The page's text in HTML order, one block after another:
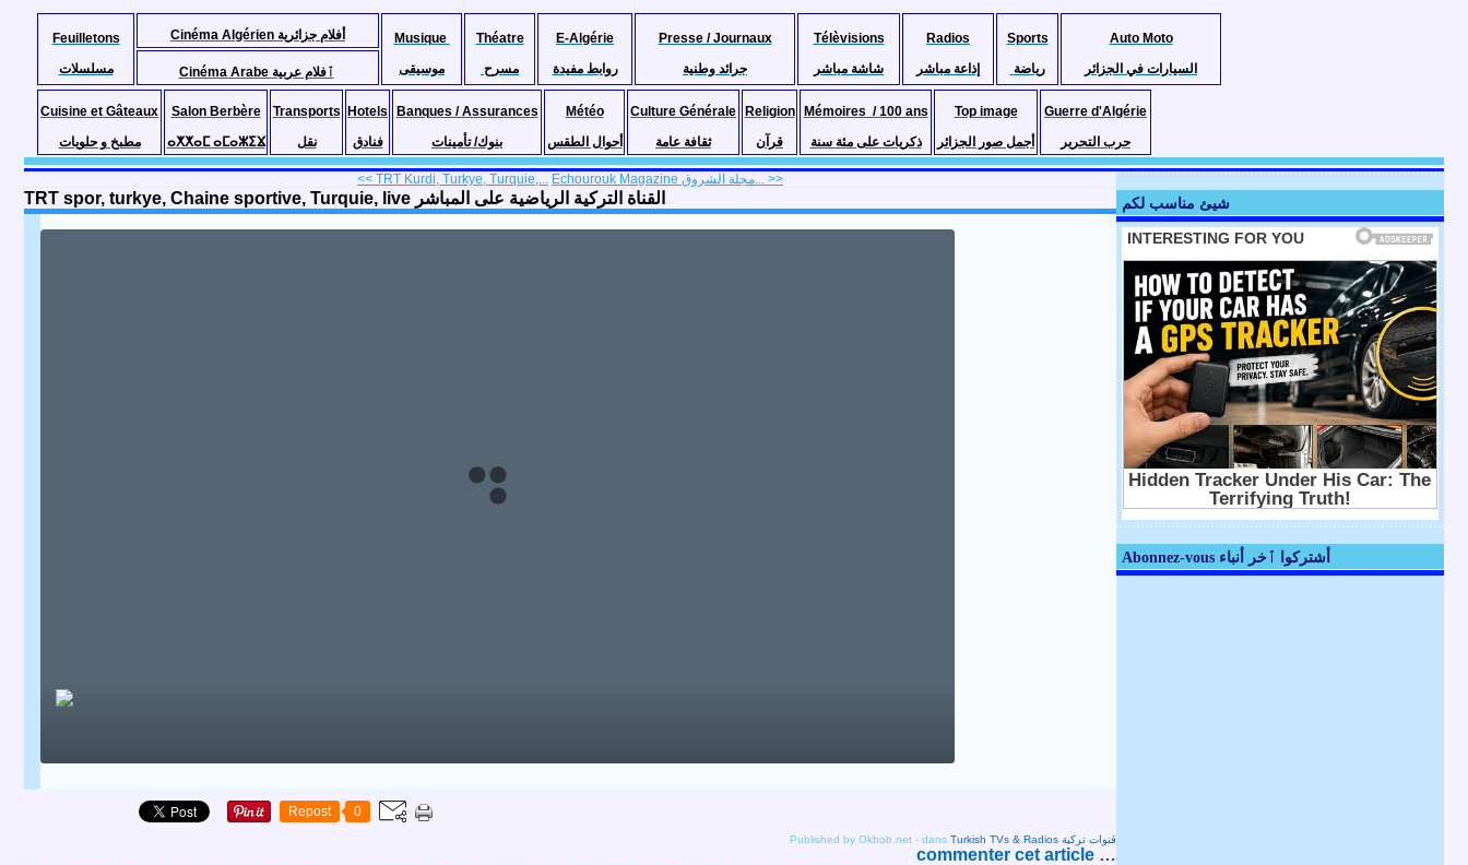
Feuilletons
مسلسلات
Cinéma Algérien أفلام جزائرية
Musique
موسيقى
Théatre
مسرح
E-Algérie
روابط مفيدة
Presse / Journaux
جرائد وطنية
Télèvisions
شاشة مباشر
Radios
إذاعة مباشر
Sports
رياضة
Auto Moto
السيارات في الجزائر
Cinéma Arabe ٱفلام عربية
Cuisine et Gâteaux
مطبخ و حلويات
Salon Berbère
ⴰⵅⵅⴰⵎ ⴰⵎⴰⵣⵉⴴ
Transports
نقل
Hotels
فنادق
Banques / Assurances
بنوك/ تأمينات
Météo
أحوال الطقس
Culture Générale
ثقافة عامة
Religion
قرآن
Mémoires / 100 ans
ذكريات على مئة سنة
Top image
أجمل صور الجزائر
Guerre d'Algérie
حرب التحرير
<< TRT Kurdi, Turkye, Turquie,... Echourouk Magazine مجلة الشروق... >>
TRT spor, turkye, Chaine sportive, Turquie, live القناة التركية الرياضية على المباشر
Repost 0
Published by Okbob.net - dans Turkish TVs & Radios قنوات تركية
commenter cet article …
شيئ مناسب لكم
Abonnez-vous أشتركوا ٱخر أنباء